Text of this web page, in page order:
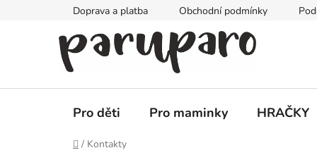
Doprava a platba Obchodní podmínky
Pro děti Pro maminky HRAČKY
Domů
/ Kontakty